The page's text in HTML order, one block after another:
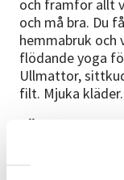
och framför allt
och må bra. Du
hemmabruk och
flödande yoga
Ullmattor,
filt. Mjuka
FÖRKUNSKAPER